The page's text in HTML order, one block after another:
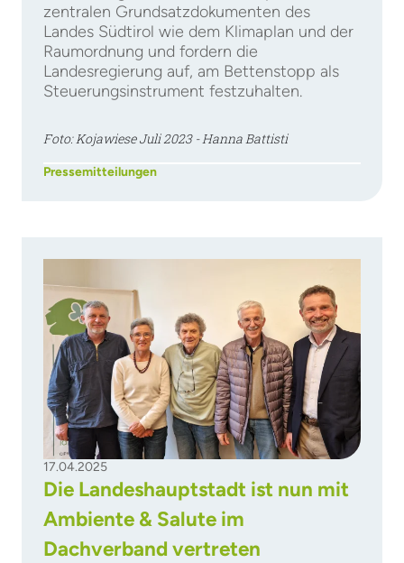
zentralen Grundsatzdokumenten des
Landes Südtirol wie dem Klimaplan und der
Raumordnung und fordern die
Landesregierung auf, am Bettenstopp als
Steuerungsinstrument festzuhalten.
Foto: Kojawiese Juli 2023 - Hanna Battisti
Pressemitteilungen
17.04.2025
Die Landeshauptstadt ist nun mit
Ambiente & Salute im
Dachverband vertreten